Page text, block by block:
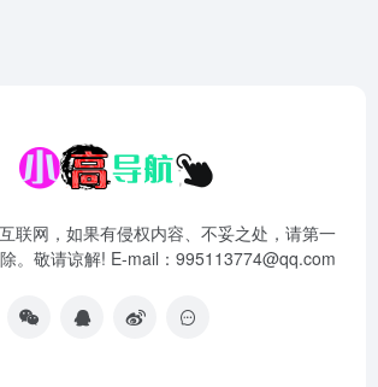
联网，如果有侵权内容、不妥之处，请第一
。敬请谅解! E-mail：995113774@qq.com